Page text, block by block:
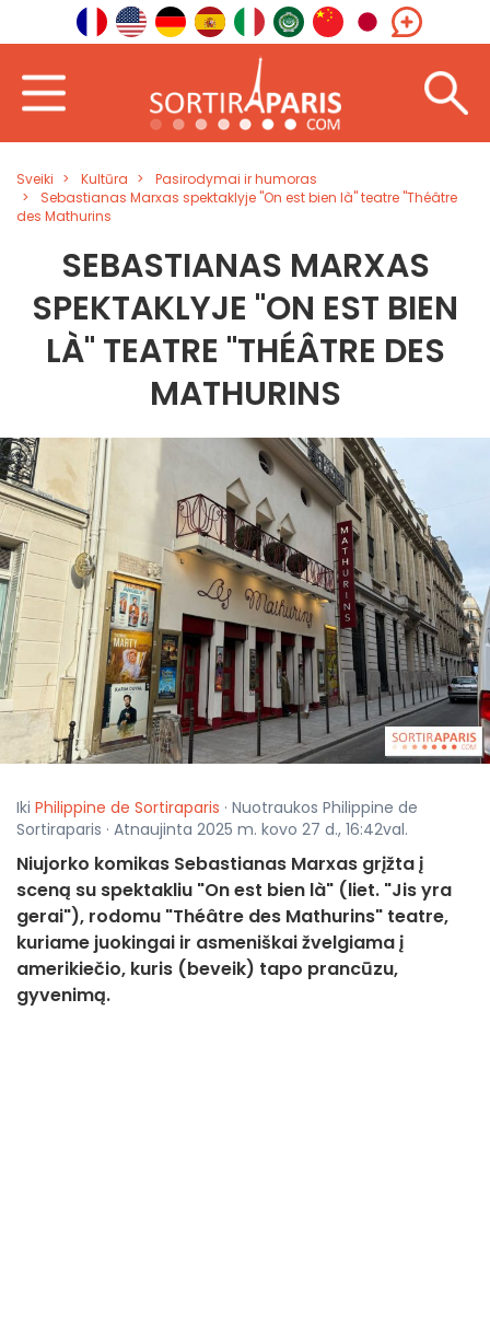
Sveiki Kultūra
Pasirodymai ir humoras
Sebastianas Marxas spektaklyje "On est bien là" teatre "Théâtre
des Mathurins
SEBASTIANAS MARXAS
SPEKTAKLYJE "ON EST BIEN
LÀ" TEATRE "THÉÂTRE DES
MATHURINS
Iki Philippine de Sortiraparis · Nuotraukos Philippine de
Sortiraparis · Atnaujinta 2025 m. kovo 27 d., 16:42val.
Niujorko komikas Sebastianas Marxas grįžta į
sceną su spektakliu "On est bien là" (liet. "Jis yra
gerai"), rodomu "Théâtre des Mathurins" teatre,
kuriame juokingai ir asmeniškai žvelgiama į
amerikiečio, kuris (beveik) tapo prancūzu,
gyvenimą.